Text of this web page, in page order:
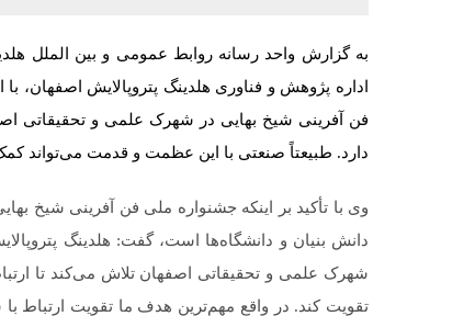
به گزارش واحد رسانه روابط عمومی و بین الملل
اداره پژوهش و فناوری هلدینگ پتروپالایش اصفهان،
دارد. طبیعتاً صنعتی با این عظمت و قدمت می‌تواند
وی با تأکید بر اینکه جشنواره ملی فن آفرینی شیخ
دانش‌ بنیان و دانشگاه‌ها است، گفت: هلدینگ
شهرک علمی و تحقیقاتی اصفهان تلاش می‌کند تا
تقویت کند. در واقع مهم‌ترین هدف ما تقویت ارتباط با